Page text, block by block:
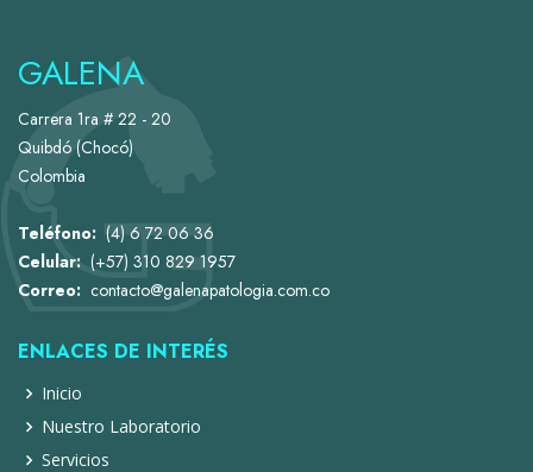
GALENA
Carrera 1ra # 22 - 20
Quibdó (Chocó)
Colombia
Teléfono: (4) 6 72 06 36
Celular: (+57) 310 829 1957
Correo: contacto@galenapatologia.com.co
ENLACES DE INTERÉS
Inicio
Nuestro Laboratorio
Servicios